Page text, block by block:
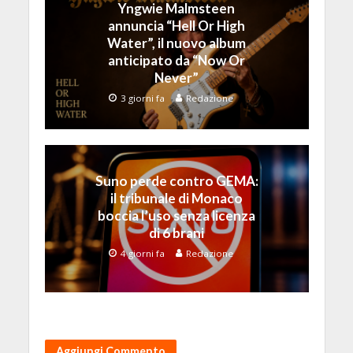
Yngwie Malmsteen
annuncia “Hell Or High
Water”, il nuovo album
anticipato da “Now Or
Never”
3 giorni fa Redazione
Suno perde contro GEMA:
il tribunale di Monaco
boccia l’uso senza licenza
di 6 brani
4 giorni fa Redazione